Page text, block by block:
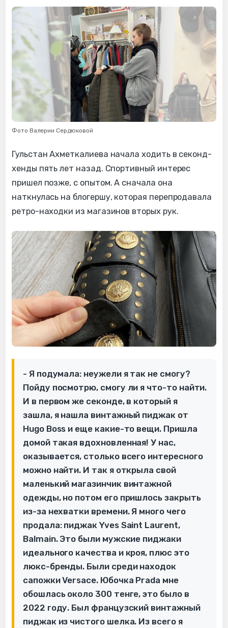
Фото Валерии Сердюковой
Гульстан Ахметкалиева начала ходить в секонд-
хенды пять лет назад. Спортивный интерес
пришел позже, с опытом. А сначала она
наткнулась на блогершу, которая перепродавала
ретро-находки из магазинов вторых рук.
- Я подумала: неужели я так не смогу?
Пойду посмотрю, смогу ли я что-то найти.
И в первом же секонде, в который я
зашла, я нашла винтажный пиджак от
Hugo Boss и еще какие-то вещи. Пришла
домой такая вдохновленная! У нас,
оказывается, столько всего интересного
можно найти. И так я открыла свой
маленький магазинчик винтажной
одежды, но потом его пришлось закрыть
из-за нехватки времени. Я много чего
продала: пиджак Yves Saint Laurent,
Balmain. Это были мужские пиджаки
идеального качества и кроя, плюс это
люкс-бренды. Были среди находок
сапожки Versace. Юбочка Prada мне
обошлась около 300 тенге, это было в
2022 году. Был французский винтажный
пиджак из чистого шелка. Из всего я